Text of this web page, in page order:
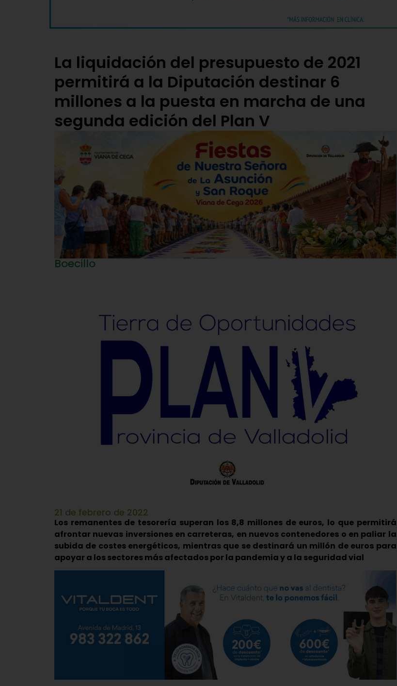
La liquidación del presupuesto de 2021
permitirá a la Diputación destinar 6
millones a la puesta en marcha de una
segunda edición del Plan V
Boecillo
21 de febrero de 2022
Los remanentes de tesorería superan los 8,8 millones de euros, lo que permitirá
afrontar nuevas inversiones en carreteras, en nuevos contenedores o en paliar la
subida de costes energéticos, mientras que se destinará un millón de euros para
apoyar a los sectores más afectados por la pandemia y a la seguridad vial